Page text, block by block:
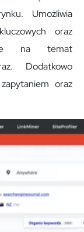
Umożliwia
oraz
na temat
Dodatkowo
oraz